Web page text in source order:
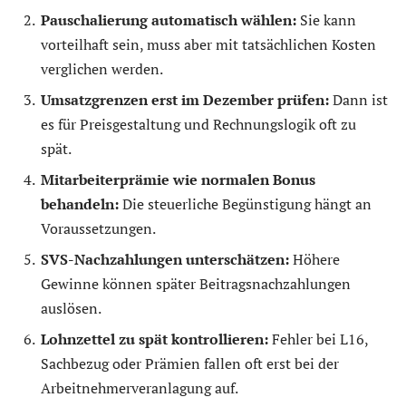
Pauschalierung automatisch wählen: Sie kann
vorteilhaft sein, muss aber mit tatsächlichen Kosten
verglichen werden.
Umsatzgrenzen erst im Dezember prüfen:Dann ist
es für Preisgestaltung und Rechnungslogik oft zu
spät.
Mitarbeiterprämie wie normalen Bonus
behandeln:Die steuerliche Begünstigung hängt an
Voraussetzungen.
SVS-Nachzahlungen unterschätzen:Höhere
Gewinne können später Beitragsnachzahlungen
auslösen.
Lohnzettel zu spät kontrollieren:Fehler bei L16,
Sachbezug oder Prämien fallen oft erst bei der
Arbeitnehmerveranlagung auf.